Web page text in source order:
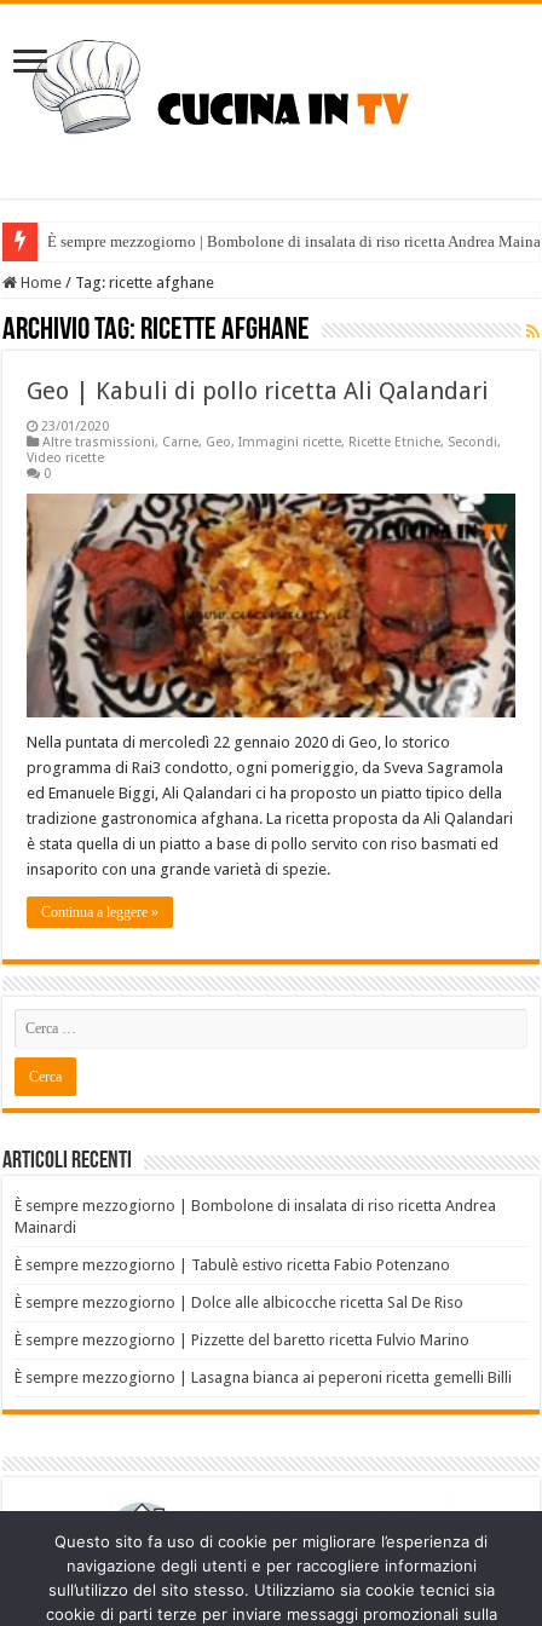
È sempre mezzogiorno | Bombolone di insalata di riso ricetta Andrea
Home / Tag:ricette afghane
Archivio tag: ricette afghane
Geo | Kabuli di pollo ricetta Ali Qalandari
23/01/2020
Altre trasmissioni, Carne, Geo,Immagini ricette, Ricette Etniche, Secondi,
Video ricette
0
Nella puntata di mercoledì 22 gennaio 2020 di Geo, lo storico
programma di Rai3 condotto, ogni pomeriggio, da Sveva Sagramola
ed Emanuele Biggi, Ali Qalandari ci ha proposto un piatto tipico della
tradizione gastronomica afghana. La ricetta proposta da Ali Qalandari
è stata quella di un piatto a base di pollo servito con riso basmati ed
insaporito con una grande varietà di spezie.
Continua a leggere »
Articoli recenti
È sempre mezzogiorno | Bombolone di insalata di riso ricetta Andrea
Mainardi
È sempre mezzogiorno | Tabulè estivo ricetta Fabio Potenzano
È sempre mezzogiorno | Dolce alle albicocche ricetta Sal De Riso
È sempre mezzogiorno | Pizzette del baretto ricetta Fulvio Marino
È sempre mezzogiorno | Lasagna bianca ai peperoni ricetta gemelli Billi
Questo sito fa uso di cookie per migliorare l’esperienza di
navigazione degli utenti e per raccogliere informazioni
sull’utilizzo del sito stesso. Utilizziamo sia cookie tecnici sia
cookie di parti terze per inviare messaggi promozionali sulla